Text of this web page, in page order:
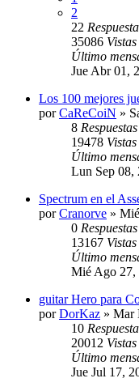
2
22
35086 Vistas
Último
Jue Abr 01,
Los 100 mejores
porCaReCoiN »
8 Respuestas
19478 Vistas
Último
Lun Sep 08,
Spectrum en el
porCranorve »
0 Respuestas
13167 Vistas
Último
Mié Ago 27,
guitar Hero para
porDorKaz » Mar
10
20012 Vistas
Último
Jue Jul 17,